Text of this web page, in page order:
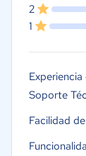
2
1
Soporte
Facilidad